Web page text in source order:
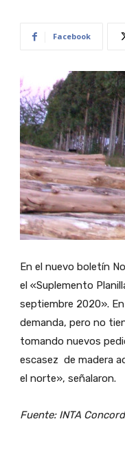
Facebook
En el nuevo boletín
el «Suplemento
septiembre 2020».
demanda, pero no
tomando nuevos
escasez de madera
el norte», señalaron.
Fuente: INTA